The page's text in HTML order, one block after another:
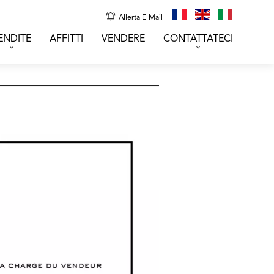
Allerta E-Mail
AFFITTI VENDERE CONTATTATECI